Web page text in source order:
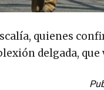
quienes
delgada,